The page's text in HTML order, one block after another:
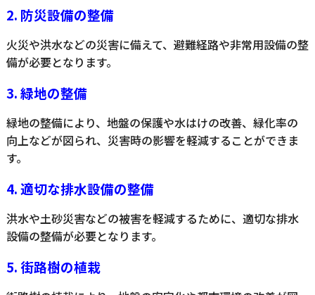
2. 防災設備の整備
火災や洪水などの災害に備えて、避難経路や非常用設備の整
備が必要となります。
3. 緑地の整備
緑地の整備により、地盤の保護や水はけの改善、緑化率の
向上などが図られ、災害時の影響を軽減することができま
す。
4. 適切な排水設備の整備
洪水や土砂災害などの被害を軽減するために、適切な排水
設備の整備が必要となります。
5. 街路樹の植栽